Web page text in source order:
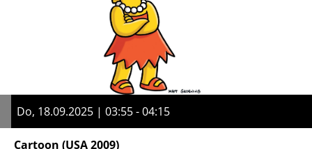
Do, 18.09.2025 | 03:55 - 04:15
Cartoon (USA 2009)